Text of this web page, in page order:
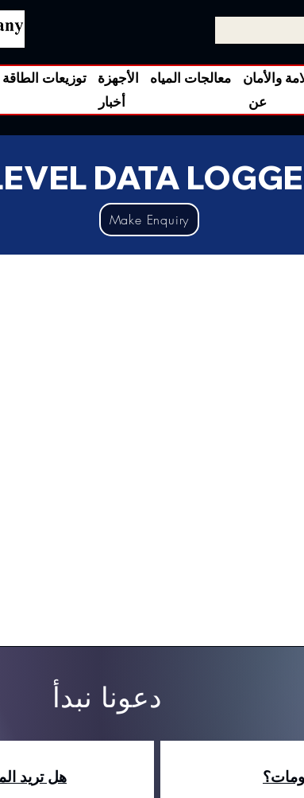
توزيعات الطاقة الأجهزة معالجات المياه والأمان
أخبار عن
DATA
Make Enquiry
دعونا نبدأ
هل تريد